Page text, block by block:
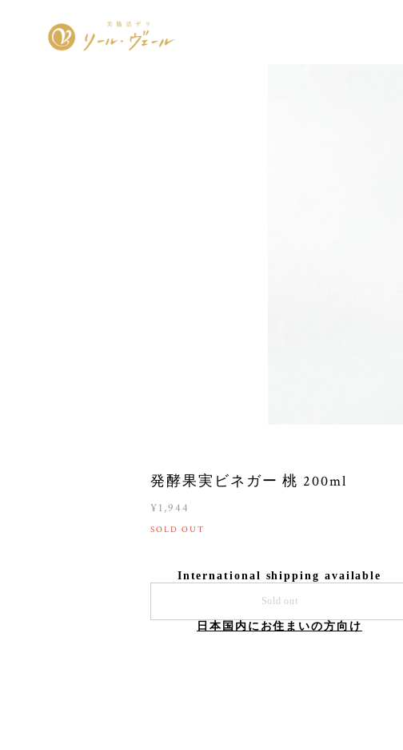
発酵果実ビネガー 桃 200ml
¥1,944
SOLD OUT
International shipping available
Sold out
日本国内にお住まいの方向け